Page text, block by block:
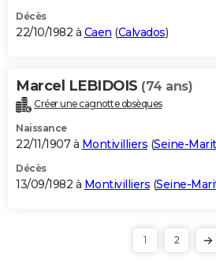
Décès
22/10/1982 à Caen (Calvados)
Marcel LEBIDOIS (74 ans)
Créer une cagnotte obsèques
Naissance
22/11/1907 à Montivilliers (Seine-
Décès
13/09/1982 à Montivilliers (Seine-
1 2